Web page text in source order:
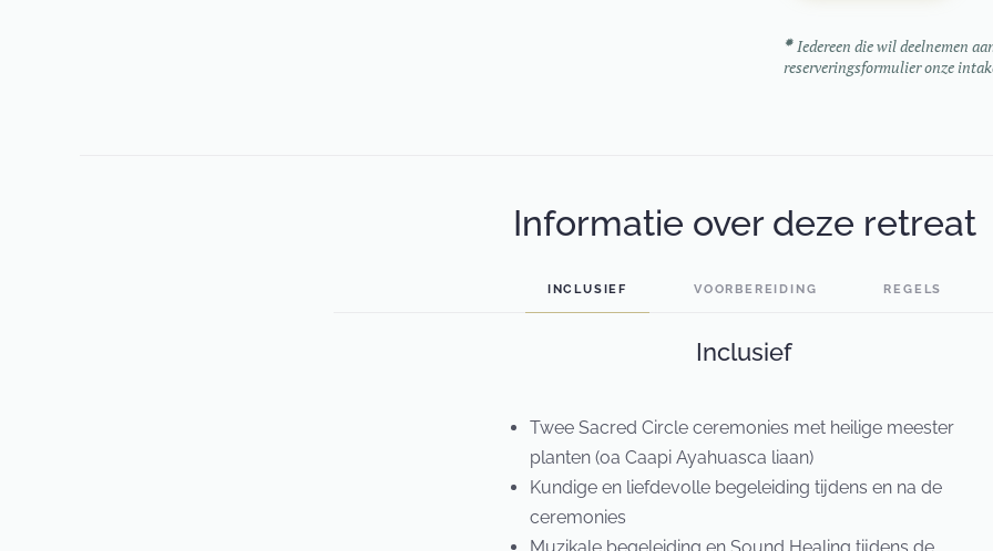
✹ Iedereen die wil deelnemen
reserveringsformulier onze
Informatie over deze retreat
INCLUSIEF VOORBEREIDING REGELS
Inclusief
Twee Sacred Circle ceremonies met heilige meester
planten (oa Caapi Ayahuasca liaan)
Kundige en liefdevolle begeleiding tijdens en na de
ceremonies